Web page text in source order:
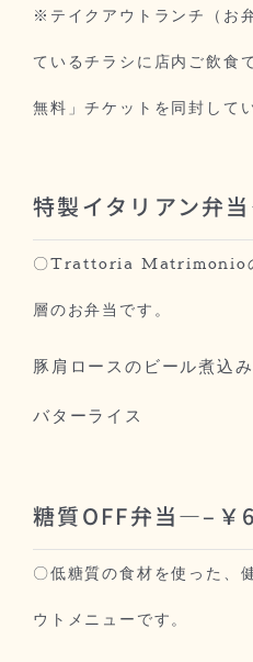
※テイクアウトランチ（お
ているチラシに店内ご飲食
無料」チケットを同封して
特製イタリアン弁
〇Trattoria Matrimonioの
層のお弁当です。
豚肩ロースのビール煮込み
バターライス
糖質OFF弁当—–￥
〇低糖質の食材を使った、
ウトメニューです。